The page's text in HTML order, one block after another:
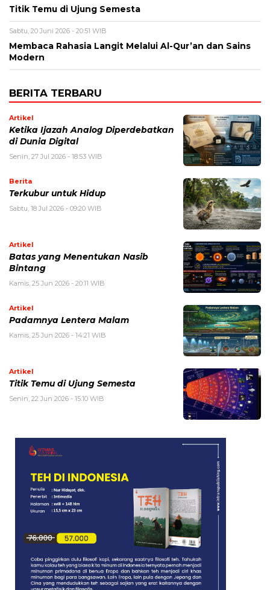
Titik Temu di Ujung Semesta
Sabtu, 20 Juni 2026 - 20:51 WIB
Membaca Rahasia Langit Melalui Al-Qur’an dan Sains
Modern
BERITA TERBARU
Artikel
Ketika Ijazah Analog Diperdebatkan
di Dunia Digital
Senin, 27 Jul 2026 - 18:53 WIB
Berita
Terkubur untuk Hidup
Sabtu, 18 Jul 2026 - 09:20 WIB
Artikel
Batas yang Menentukan Nasib
Bintang
Kamis, 25 Jun 2026 - 20:11 WIB
Artikel
Padamnya Lentera Malam
Kamis, 25 Jun 2026 - 14:21 WIB
Artikel
Titik Temu di Ujung Semesta
Senin, 22 Jun 2026 - 15:10 WIB